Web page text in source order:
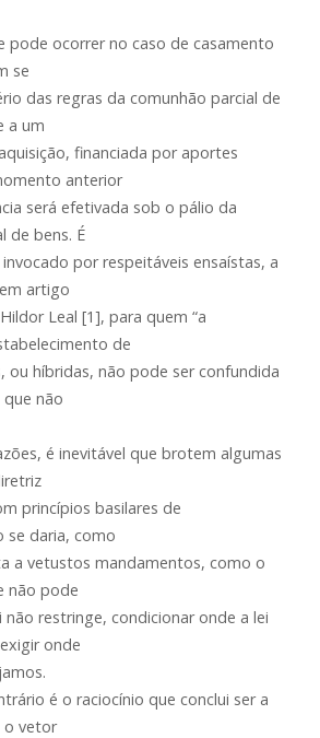
pode ocorrer no caso de casamento
se
das regras da comunhão parcial de
a um
financiada por aportes
anterior
será efetivada sob o pálio da
de bens. É
por respeitáveis ensaístas, a
artigo
Leal [1], para quem “a
de
ou híbridas, não pode ser confundida
não
é inevitável que brotem algumas
princípios basilares de
se daria, como
a vetustos mandamentos, como o
não pode
restringe, condicionar onde a lei
onde
é o raciocínio que conclui ser a
o vetor